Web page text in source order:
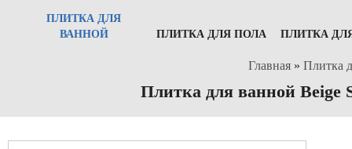
ПЛИТКА ДЛЯ
ВАННОЙ
ПЛИТКА ДЛЯ ПОЛА ПЛИТКА
Главная » Плитка
Плитка для ванной Beige